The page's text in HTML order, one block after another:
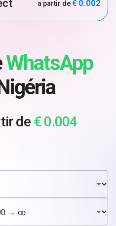
a partir de€ 0.002
WhatsApp
de € 0.004